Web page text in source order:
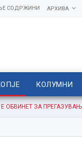
АРХИВА
СОДРЖИНИ
КОЛУМНИ
ЗА ПРЕГАЗУВАЊЕ